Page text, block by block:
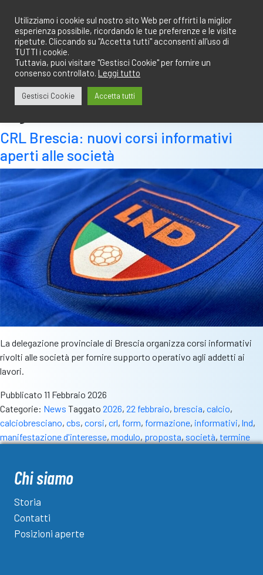
contenuto
CRL Brescia: nuovi corsi informativi
aperti alle società
La delegazione provinciale di Brescia organizza corsi informativi
rivolti alle società per fornire supporto operativo agli addetti ai
lavori.
Pubblicato 11 Febbraio 2026
Categorie: News Taggato 2026, 22 febbraio, brescia, calcio,
calciobresciano, cbs, corsi, crl, form, formazione, informativi, lnd,
manifestazione d'interesse, modulo, proposta, società, termine
Chi siamo
Storia
Contatti
Posizioni aperte
Utilizziamo i cookie sul nostro sito Web per offrirti la miglior
esperienza possibile, ricordando le tue preferenze e le visite
ripetute. Cliccando su "Accetta tutti" acconsenti all'uso di
TUTTI i cookie.
Tuttavia, puoi visitare "Gestisci Cookie" per fornire un
consenso controllato. Leggi tutto
Gestisci Cookie Accetta tutti